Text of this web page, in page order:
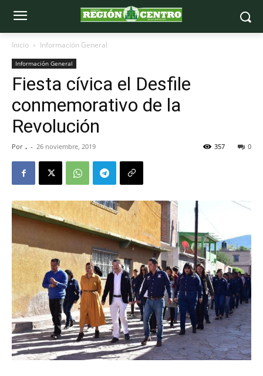
Inicio Información General
Información General
Fiesta cívica el Desfile
conmemorativo de la
Revolución
Por . - 26 noviembre, 2019 0
357